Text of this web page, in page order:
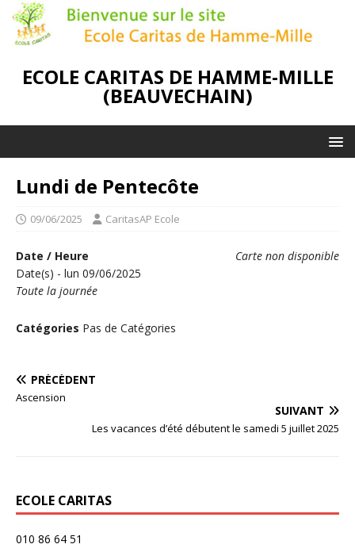
ECOLE CARITAS DE HAMME-MILLE
(BEAUVECHAIN)
Lundi de Pentecôte
09/06/2025 CaritasAP Ecole
Carte non disponible
Date / Heure
Date(s) - lun 09/06/2025
Toute la journée
Catégories Pas de Catégories
PRÉCÉDENT
Ascension
SUIVANT
Les vacances d’été débutent le samedi 5 juillet 2025
ECOLE CARITAS
010 86 64 51